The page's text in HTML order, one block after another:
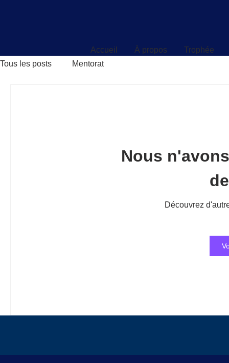
Accueil À propos
Trophée
Tous les posts
Mentorat
Nous
Découvrez